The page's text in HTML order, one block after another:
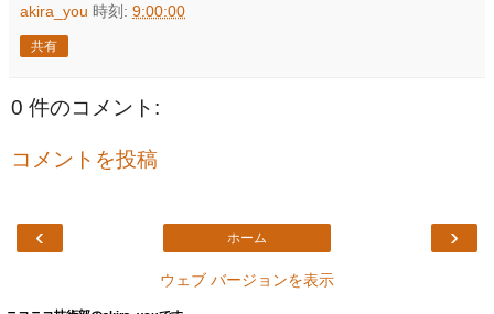
akira_you 時刻: 9:00:00
共有
0 件のコメント:
コメントを投稿
‹ ›
ホーム
ウェブ バージョンを表示